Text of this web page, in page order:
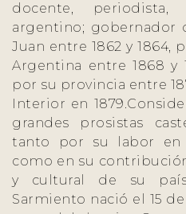
docente,
argentino; gobernador
Juan entre 1862 y 1864,
Argentina entre 1868 y
por su provincia entre
Interior en
grandes prosistas
tanto por su labor en
como en su
y cultural de su
Sarmiento nació el 15